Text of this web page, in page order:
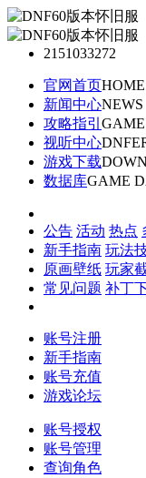
2151033272
官网首页
新闻中心NEWS
攻略指引
视听中心
游戏下载
数据库GAME
公告 活动 热点
新手指南 玩法
原画壁纸 玩家
常见问题 补丁
账号注册
新手指南
账号充值
游戏论坛
账号授权
账号管理
查询角色